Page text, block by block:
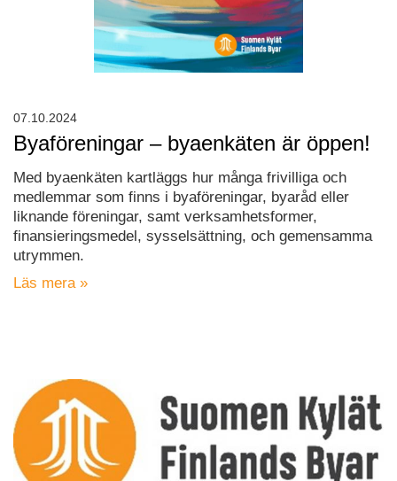
Byaföreningar – byaenkäten är öppen!
Med byaenkäten kartläggs hur många frivilliga och
medlemmar som finns i byaföreningar, byaråd eller
liknande föreningar, samt verksamhetsformer,
finansieringsmedel, sysselsättning, och gemensamma
utrymmen.
Läs mera »
07.10.2024